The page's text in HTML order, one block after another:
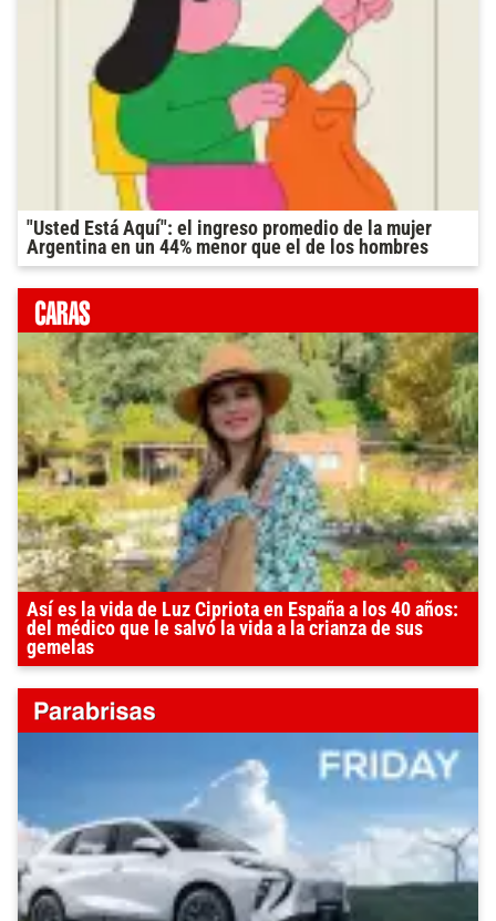
"Usted Está Aquí": el ingreso promedio de la mujer
Argentina en un 44% menor que el de los hombres
Así es la vida de Luz Cipriota en España a los 40 años:
del médico que le salvó la vida a la crianza de sus
gemelas